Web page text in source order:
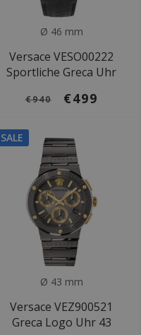
Ø 46 mm
Versace VESO00222
Sportliche Greca Uhr
€940 €499
SALE
Ø 43 mm
Versace VEZ900521
Greca Logo Uhr 43